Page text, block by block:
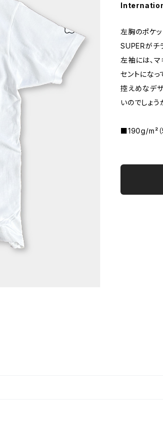
左胸のポケッ
SUPERがチ
左袖には、マ
セントになっ
控えめなデ
いのでしょう
■190g/m²